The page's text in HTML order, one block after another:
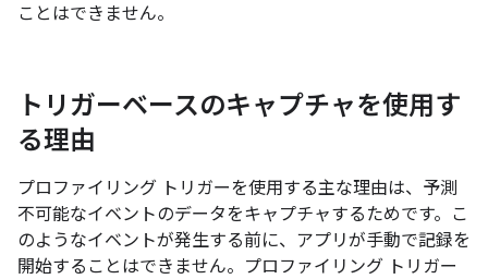
ことはできません。
トリガーベースのキャプチャを使用す
る理由
プロファイリング トリガーを使用する主な理由は、予測
不可能なイベントのデータをキャプチャするためです。こ
のようなイベントが発生する前に、アプリが手動で記録を
開始することはできません。プロファイリング トリガー